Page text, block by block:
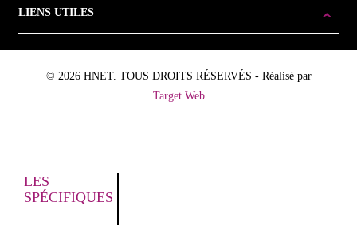
LIENS UTILES
© 2026 HNET. TOUS DROITS RÉSERVÉS - Réalisé par
Target Web
LES
SPÉCIFIQUES